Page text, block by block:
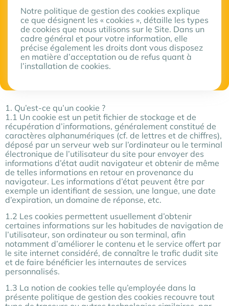
Notre politique de gestion des cookies explique
ce que désignent les « cookies », détaille les types
de cookies que nous utilisons sur le Site. Dans un
cadre général et pour votre information, elle
précise également les droits dont vous disposez
en matière d’acceptation ou de refus quant à
l’installation de cookies.
1. Qu’est-ce qu’un cookie ?
1.1 Un cookie est un petit fichier de stockage et de
récupération d’informations, généralement constitué de
caractères alphanumériques (cf. de lettres et de chiffres),
déposé par un serveur web sur l’ordinateur ou le terminal
électronique de l’utilisateur du site pour envoyer des
informations d’état audit navigateur et obtenir de même
de telles informations en retour en provenance du
navigateur. Les informations d’état peuvent être par
exemple un identifiant de session, une langue, une date
d’expiration, un domaine de réponse, etc.
1.2 Les cookies permettent usuellement d’obtenir
certaines informations sur les habitudes de navigation de
l’utilisateur, son ordinateur ou son terminal, afin
notamment d’améliorer le contenu et le service offert par
le site internet considéré, de connaître le trafic dudit site
et de faire bénéficier les internautes de services
personnalisés.
1.3 La notion de cookies telle qu’employée dans la
présente politique de gestion des cookies recouvre tout